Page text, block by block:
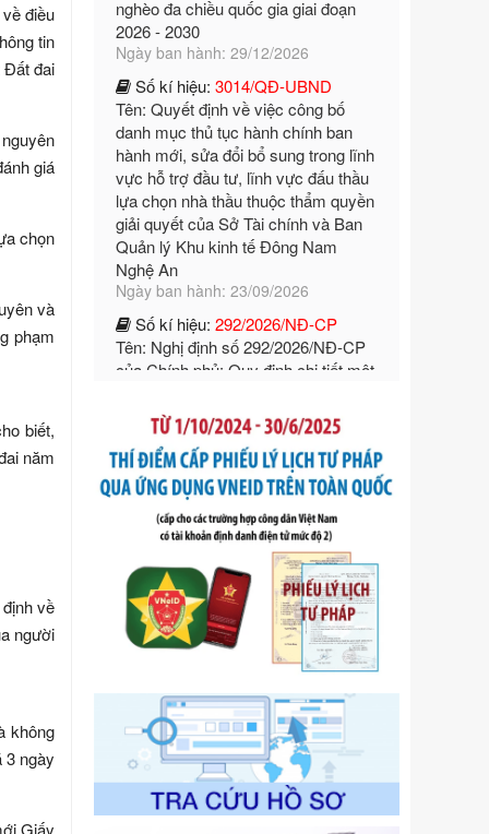
điều
tin
Đất đai
giá
chọn
và
phạm
biết,
năm
về
người
không
3 ngày
Giấy
Số kí hiệu:3014/QĐ-UBND
Tên: Quyết định về việc công bố
danh mục thủ tục hành chính ban
hành mới, sửa đổi bổ sung trong lĩnh
vực hỗ trợ đầu tư, lĩnh vực đấu thầu
lựa chọn nhà thầu thuộc thẩm quyền
giải quyết của Sở Tài chính và Ban
Quản lý Khu kinh tế Đông Nam
Nghệ An
Ngày ban hành: 23/09/2026
Số kí hiệu:292/2026/NĐ-CP
Tên: Nghị định số 292/2026/NĐ-CP
của Chính phủ: Quy định chi tiết một
số điều và biện pháp để tổ chức,
hướng dẫn thi hành Luật Quản lý
ngoại thương
Số kí hiệu:292/2026/NĐ-CP
Tên: Nghị định số 292/2026/NĐ-CP
của Chính phủ: Quy định chi tiết một
số điều và biện pháp để tổ chức,
hướng dẫn thi hành Luật Quản lý
ngoại thương
Ngày ban hành: 21/07/2026
Số kí hiệu: 105/2026/TT-BTC
Tên: Thông tư số 105/2026/TT-BTC
của Bộ Tài chính: Bãi bỏ Thông tư số
87/2019/TT- BТC ngày 19 tháng 12
chính hướng dẫn thực hiện xử phạt
vi phạm hành chính trong lĩnh vực
kho bạc nhà nước
Ngày ban hành: 21/07/2026
Số kí hiệu:291/2026/NĐ-CP
Tên: Nghị định số 291/2026/NĐ-CP